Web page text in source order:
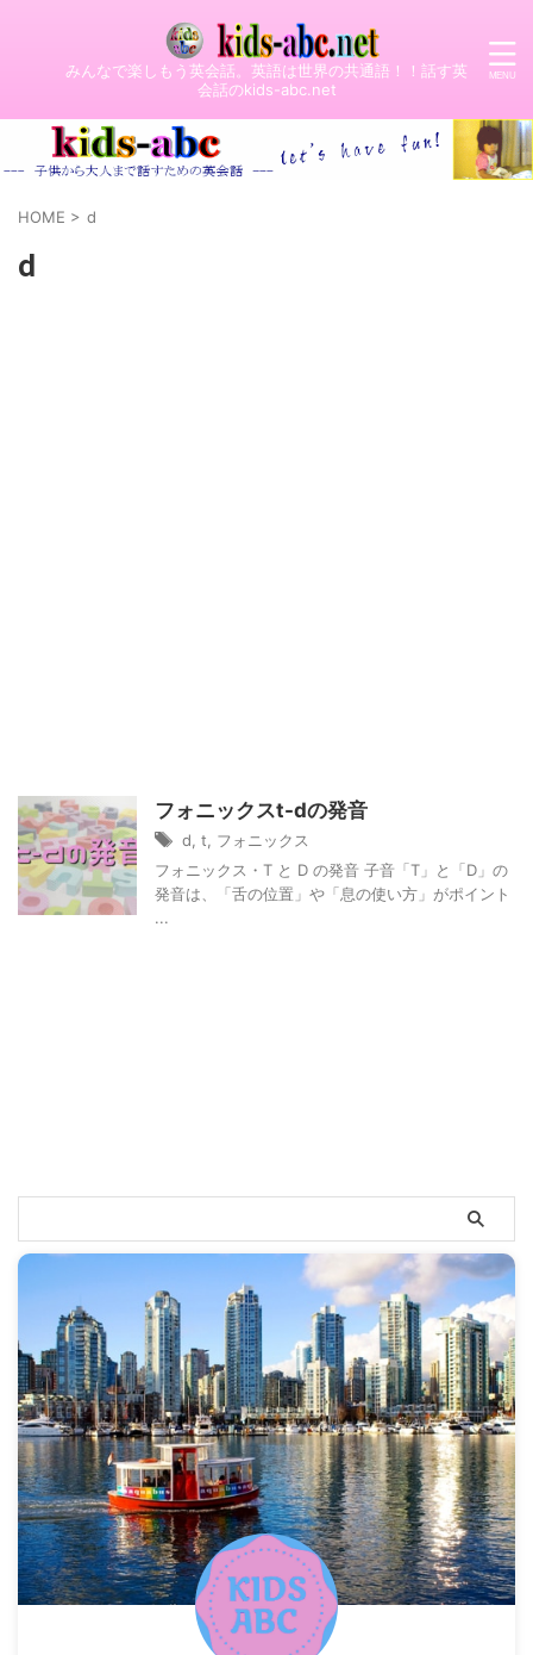
みんなで楽しもう英会話。英語は世界の共通語！！話す英
会話のkids-abc.net
HOME > d
d
フォニックスt-dの発音
d t
フォニックス
フォニックス・T と D の発音 子音「T」と「D」の
発音は、「舌の位置」や「息の使い方」がポイント
...